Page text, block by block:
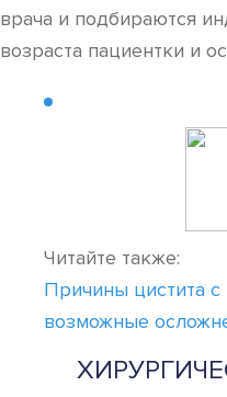
врача и подбираются
возраста пациентки и
Читайте также:
Причины цистита
возможные